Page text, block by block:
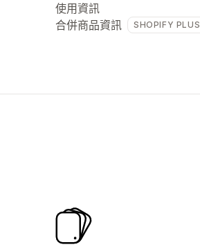
使用資訊
合併商品資訊
SHOPIFY PLUS